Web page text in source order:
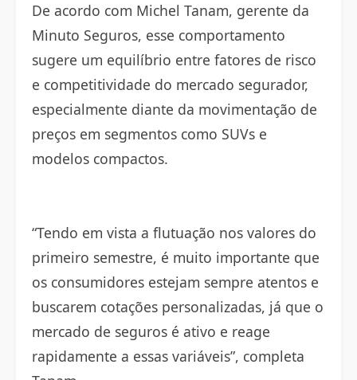
De acordo com Michel Tanam, gerente da
Minuto Seguros, esse comportamento
sugere um equilíbrio entre fatores de risco
e competitividade do mercado segurador,
especialmente diante da movimentação de
preços em segmentos como SUVs e
modelos compactos.
“Tendo em vista a flutuação nos valores do
primeiro semestre, é muito importante que
os consumidores estejam sempre atentos e
buscarem cotações personalizadas, já que o
mercado de seguros é ativo e reage
rapidamente a essas variáveis”, completa